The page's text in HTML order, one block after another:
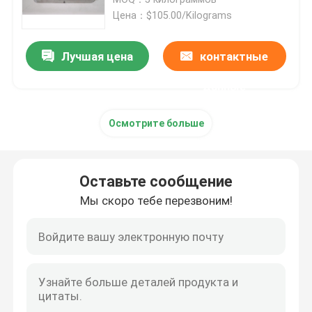
Принтер LCD 3D
Медицинский принтер 3D
Цена：$105.00/Kilograms
Лучшая цена контактные
Осмотрите больше
Оставьте сообщение
Мы скоро тебе перезвоним!